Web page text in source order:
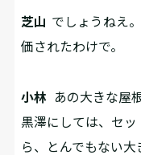
芝山 でしょうねえ
価されたわけで。
小林 あの大きな屋
黒澤にしては、セッ
ら、とんでもない大